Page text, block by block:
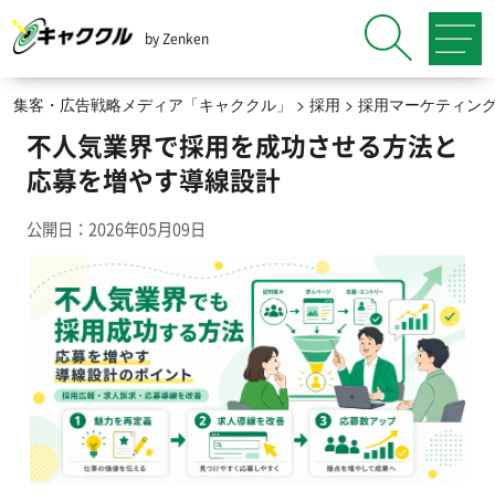
by Zenken
集客・広告戦略メディア「キャククル」 > 採用 > 採用マーケティン
不人気業界で採用を成功させる方法と
応募を増やす導線設計
公開日：2026年05月09日